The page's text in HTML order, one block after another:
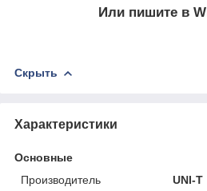
Или пишите в
Скрыть
Характеристики
Основные
Производитель
UNI-T